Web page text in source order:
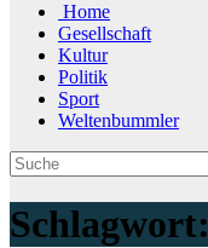
Home
Gesellschaft
Kultur
Politik
Sport
Weltenbummler
Schlagwort: